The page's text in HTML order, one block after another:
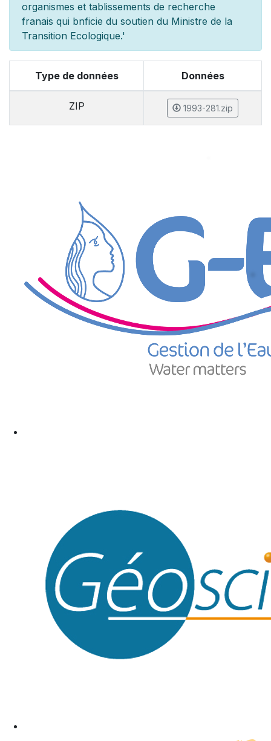
organismes et tablissements de recherche
franais qui bnficie du soutien du Ministre de la
Transition Ecologique.'
Type de données Données
ZIP 1993-281.zip